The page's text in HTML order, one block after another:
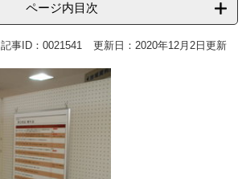
ページ内目次
記事ID：0021541 更新日：2020年12月2日更新